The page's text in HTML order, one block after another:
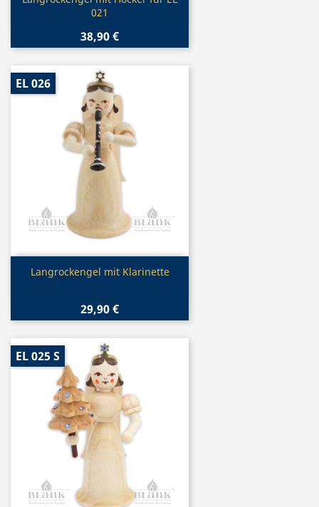
021
38,90 €
Vorschau
Langrockengel mit Klarinette
29,90 €
EL 026
EL 025 S